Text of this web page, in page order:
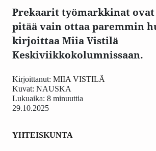
Prekaarit työmarkkinat ovat
pitää vain ottaa paremmin
kirjoittaa Miia Vistilä
Keskiviikkokolumnissaan.
29.10.2025
Kirjoittanut: MIIA VISTILÄ
Kuvat: NAUSKA
Lukuaika: 8 minuuttia
YHTEISKUNTA